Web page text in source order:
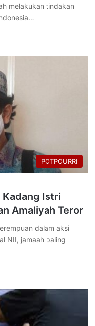
melakukan tindakan
POTPOURRI
Kadang Istri
Amaliyah Teror
dalam aksi
NII, jamaah paling